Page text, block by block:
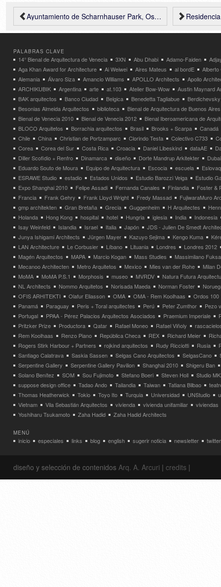
Residencia
Ayuntamiento de Scharnhauser Park, Ostfildern, Alemania, J. Mayer H. Architekten
PALABRAS CLAVE
14° Bienal de Arquitectura de Venecia 3XN Abu Dhabi Adamo-Faiden
Aga Khan Award for Architecture
Ai Weiwei Aires Mateus al bordE
Alberto
Alemania
Álvaro Siza Amancio Williams APOLLO Architects
Apollo
ARCHIKUBIK
Argentina arte at.103 Atelier Bow-Wow
Austin Maynard
BAK arquitectos
Banco Ciudad Belgica Benedetta Tagliabue
Besonias Almeida Arquitectos
biblioteca
Bienal de Arquitectura de Buenos Aires
Bienal de Venecia 2010
Bienal de Venecia 2012
Bienal Iberoamericana de
BLOCO Arquitetos
Borrachia arquitectos Brasil Brooks + Scarpa
Canadá
Chile
China Christian de Portzamparc Clorindo Testa Colectivo C733
Corea
Corea del Sur Costa Rica Croacia Daniel Libeskind dataAE
Diller Scofidio + Renfro
Dinamarca diseño Dorte Mandrup Arkitekter
Dubai
Eduardo Souto de Moura
Equipo de Arquitectura Escocia escuela
ESRAWE Studio
estadio Estados Unidos Estudio Barozzi Veiga
Estudio
Expo Shanghai 2010
Felipe Assadi Fernanda Canales Finlandia
Foster &
Francia
Frank Gehry Frank Lloyd Wright Fredy Massad
FujiwaraMuro
gmp architekten
Gran Bretaña Grecia Guggenheim H Arquitectes
Holanda
Hong Kong hospital hotel Hungria iglesia India
Indonesia
Isay Weinfeld
Islandia Israel Italia Japón
JDS - Julien De Smedt
Junya Ishigami Architects
Jürgen Mayer Kazuyo Sejima Kengo Kuma
LAN Architecture
Le Corbusier Líbano Lituania Londres
Londres 2012
Magén Arquitectos
MAPA Marcio Kogan Mass Studies
Massimilano
Mecanoo Architecten
Metro Arquitetos Mexico Mies van der Rohe
Milan
MoMA
MoMA P.S.1 Morphosis museo MVRDV
Natura Futura
NL Architects
Nommo Arquitetos Norisada Maeda Norman Foster
OFIS ARHITEKTI
Olafur Eliasson OMA OMA - Rem Koolhaas
Ordos 100
Panamá
Paraguay Peris + Toral arquitectes Perú Peter Zumthor
Pezo
Portugal
PPAA - Pérez Palacios Arquitectos Asociados Praemium Imperiale
Pritzker Prize
Productora Qatar Rafael Moneo Rafael Viñoly
Rem Koolhaas
Renzo Piano República Checa REX Richard Meier
Rogers Stirk Harbour + Partners
rojkind arquitectos Rudy Ricciotti Rusia
Santiago Calatrava
Saskia Sassen Selgas Cano Arquitectos SelgasCano
Serpentine Gallery
Serpentine Gallery Pavilion Shanghai 2010
Shigeru Ban
Solano Benítez
SOM Sou Fujimoto Stefano Boeri Steven Holl
Studio
suppose design office
Tadao Ando Tailandia Taiwan Tatiana Bilbao
Thomas Heatherwick
Tokio Toyo Ito Turquia Universidad UNStudio
Vietnam
Vila Sebastián Arquitectos vivienda vivienda unifamiliar
viviendas
Yoshiharu Tsukamoto
Zaha Hadid Zaha Hadid Architects
MENÚ
inicio especiales links blog english sugerir noticia newsletter twitter
diseño y selección de contenidos Arq. A. Arcuri | credits |